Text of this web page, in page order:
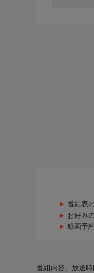
番組表
お好み
録画予
番組内容、放送